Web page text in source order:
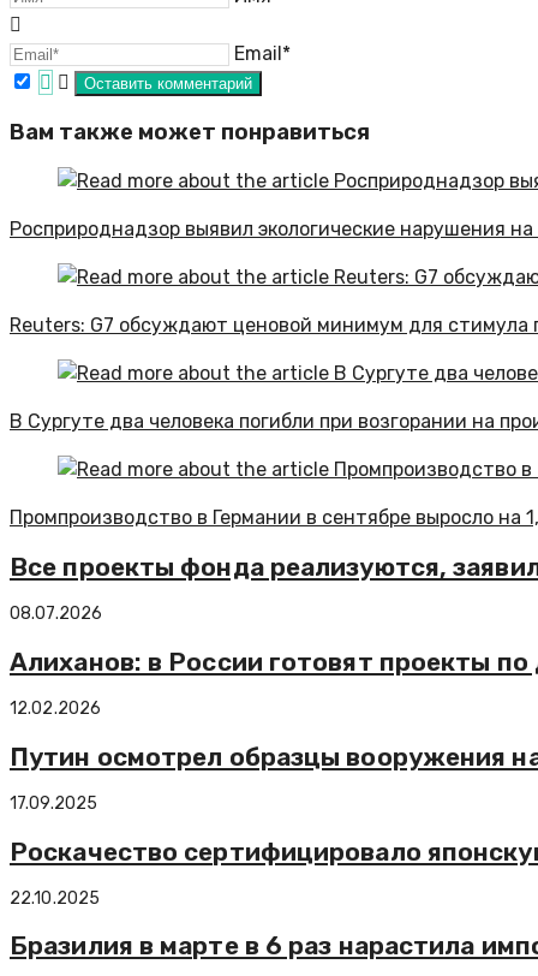
Email*
Вам также может понравиться
Росприроднадзор выявил экологические нарушения
Reuters: G7 обсуждают ценовой минимум для стимула
В Сургуте два человека погибли при возгорании на
Промпроизводство в Германии в сентябре выросло на
Все проекты фонда реализуются,
08.07.2026
Алиханов: в России готовят проекты
12.02.2026
Путин осмотрел образцы вооружения
17.09.2025
Роскачество сертифицировало
22.10.2025
Бразилия в марте в 6 раз нарастила